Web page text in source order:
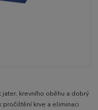
krevního oběhu a dobrý
pročištění krve a eliminaci